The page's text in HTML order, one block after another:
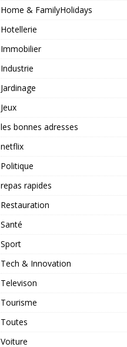
Home & FamilyHolidays
Hotellerie
Immobilier
Industrie
Jardinage
Jeux
les bonnes adresses
netflix
Politique
repas rapides
Restauration
Santé
Sport
Tech & Innovation
Televison
Tourisme
Toutes
Voiture